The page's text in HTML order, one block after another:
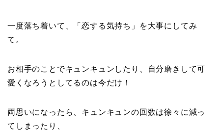
一度落ち着いて、「恋する気持ち」を大事にしてみ
て。
お相手のことでキュンキュンしたり、自分磨きして可
愛くなろうとしてるのは今だけ！
両思いになったら、キュンキュンの回数は徐々に減っ
てしまったり、